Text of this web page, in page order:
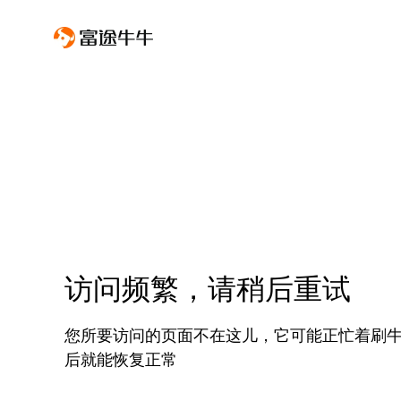
访问频繁，请稍后重试
您所要访问的页面不在这儿，它可能正忙着刷
后就能恢复正常